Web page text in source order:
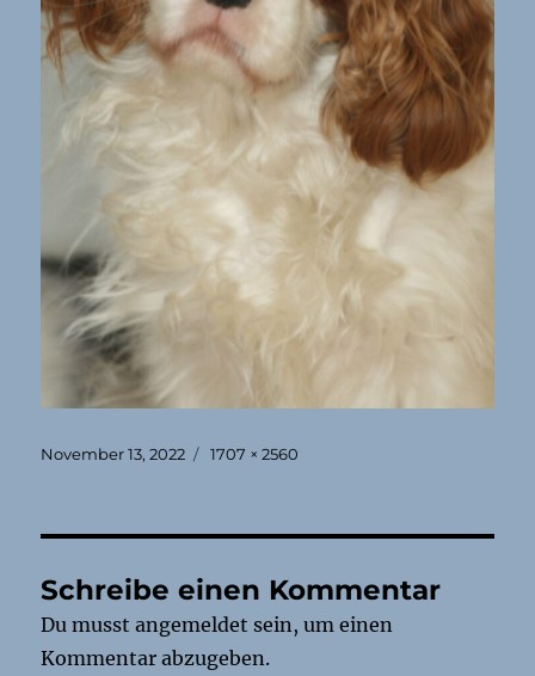
Veröffentlicht
November 13, 2022 Originalgröße
1707 × 2560
Schreibe einen Kommentar
Du musstangemeldet sein, um einen
Kommentar abzugeben.